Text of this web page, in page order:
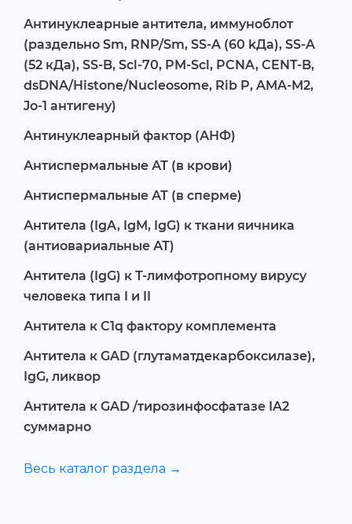
Антинуклеарные антитела, иммуноблот
(раздельно Sm, RNP/Sm, SS-A (60 kДа), SS-A
(52 кДа), SS-B, Scl-70, PM-Scl, PCNA, CENT-B,
dsDNA/Histone/Nucleosome, Rib P, AMA-M2,
Jo-1 антигену)
Антинуклеарный фактор (АНФ)
Антиспермальные АТ (в крови)
Антиспермальные АТ (в сперме)
Антитела (IgA, IgM, IgG) к ткани яичника
(антиовариальные АТ)
Антитела (IgG) к Т-лимфотропному вирусу
человека типа I и II
Антитела к C1q фактору комплемента
Антитела к GAD (глутаматдекарбоксилазе),
IgG, ликвор
Антитела к GAD /тирозинфосфатазе IA2
суммарно
Весь каталог раздела →